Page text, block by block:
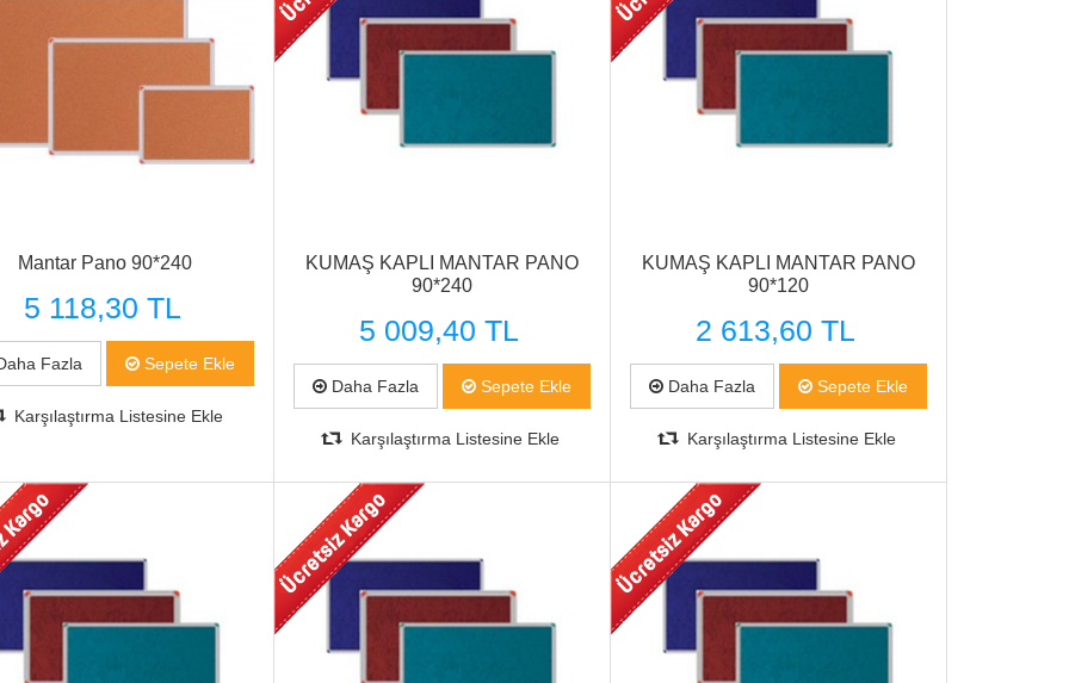
Mantar Pano 90*240
5 118,30 TL
Fazla Sepete Ekle
Karşılaştırma Listesine Ekle
KUMAŞ KAPLI MANTAR PANO
90*240
5 009,40 TL
Daha Fazla Sepete Ekle
Karşılaştırma Listesine Ekle
KUMAŞ KAPLI MANTAR PANO
90*120
2 613,60 TL
Daha Fazla Sepete Ekle
Karşılaştırma Listesine Ekle
Hızlı Görünüm Hızlı Görünüm Hızlı Görünüm